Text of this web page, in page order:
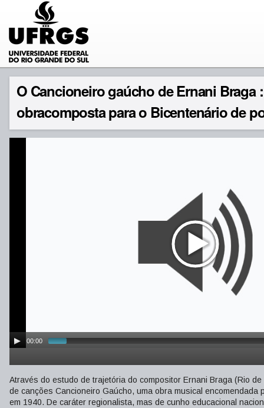
O Cancioneiro gaúcho de Ernani
obracomposta para o Bicentenário de
00:00
Através do estudo de trajetória do compositor Ernani Braga (Rio
de canções Cancioneiro Gaúcho, uma obra musical
em 1940. De caráter regionalista, mas de cunho educacional